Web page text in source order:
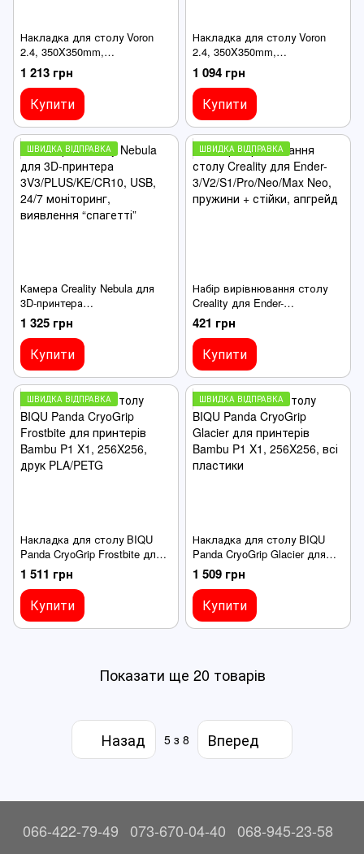
Накладка для столу Voron
2.4, 350X350mm,
двостороння текстурована
PEI- гладка PET
1 213 грн
Купити
Накладка для столу Voron
2.4, 350X350mm,
двостороння текстурована
PEI-PEI
1 094 грн
Купити
ШВИДКА ВІДПРАВКА
Камера Creality Nebula для
3D-принтера
3V3/PLUS/KE/CR10, USB,
24/7 моніторинг, виявлення
“спагетті”
1 325 грн
Купити
ШВИДКА ВІДПРАВКА
Набір вирівнювання столу
Creality для Ender-
3/V2/S1/Pro/Neo/Max Neo,
пружини + стійки, апгрейд
421 грн
Купити
ШВИДКА ВІДПРАВКА
Накладка для столу BIQU
Panda CryoGrip Frostbite для
принтерів Bambu P1 X1,
256X256, друк PLA/PETG
1 511 грн
Купити
ШВИДКА ВІДПРАВКА
Накладка для столу BIQU
Panda CryoGrip Glacier для
принтерів Bambu P1 X1,
256X256, всі пластики
1 509 грн
Купити
Показати ще 20 товарів
Назад 5 з 8 Вперед
066-422-79-49 073-670-04-40 068-945-23-58